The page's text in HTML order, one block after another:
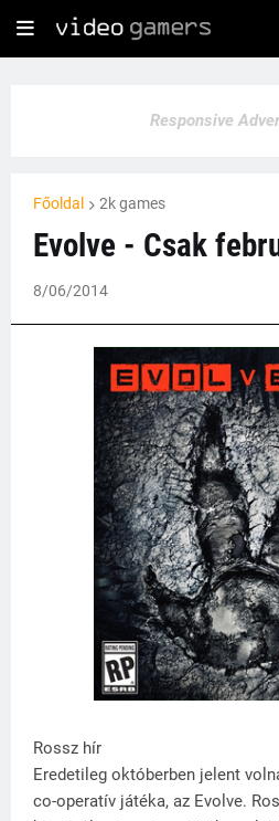
Responsive
Főoldal 2k games
Evolve - Csak
8/06/2014
Rossz hír
Eredetileg októberben jelent
co-operatív játéka, az Evolve.